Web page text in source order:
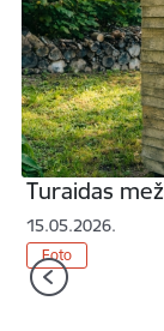
Turaidas
15.05.2026.
Foto